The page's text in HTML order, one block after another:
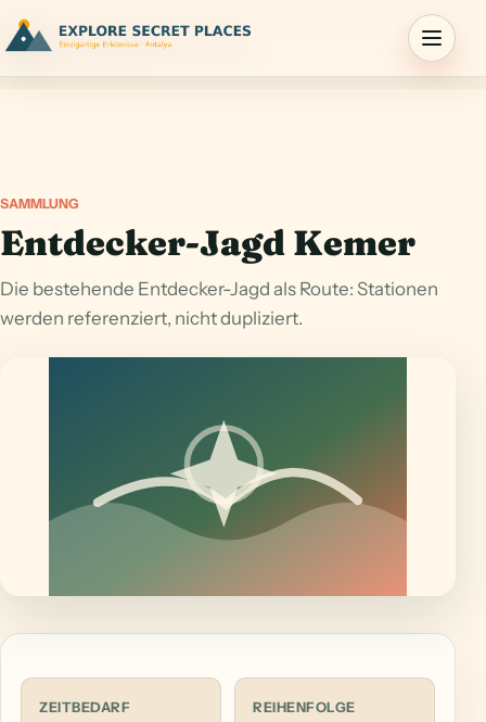
Menue
SAMMLUNG
Entdecker-Jagd Kemer
Die bestehende Entdecker-Jagd als Route: Stationen
werden referenziert, nicht dupliziert.
ZEITBEDARF REIHENFOLGE